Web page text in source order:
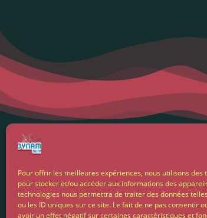
Pour offrir les meilleures expériences, nous utilisons des
pour stocker et/ou accéder aux informations des
technologies nous permettra de traiter des données
ou les ID uniques sur ce site. Le fait de ne pas consentir
avoir un effet négatif sur certaines caractéristiques et